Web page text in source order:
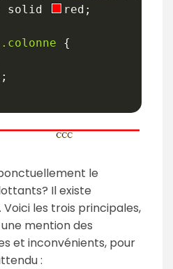
solid red ;
.colonne
{
;
le
Il existe
les trois principales,
mention des
et inconvénients, pour
: